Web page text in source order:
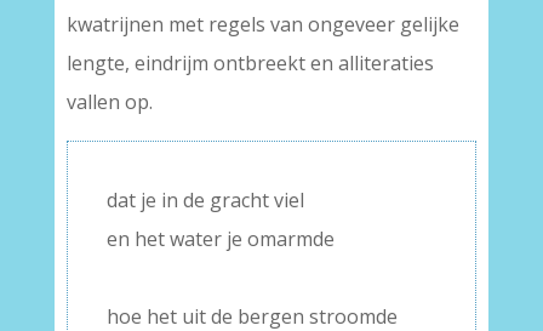
kwatrijnen met regels van ongeveer gelijke
lengte, eindrijm ontbreekt en alliteraties
vallen op.
dat je in de gracht viel
en het water je omarmde
hoe het uit de bergen stroomde